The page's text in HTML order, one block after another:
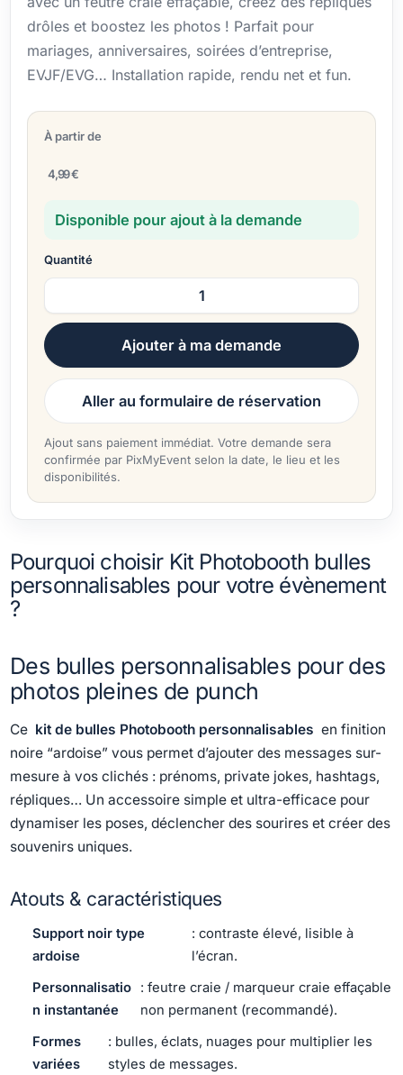
drôles et boostez les photos ! Parfait pour
mariages, anniversaires, soirées d’entreprise,
EVJF/EVG… Installation rapide, rendu net et fun.
À partir de
4,99 €
Disponible pour ajout à la demande
Quantité
Ajouter à ma demande
Aller au formulaire de réservation
Ajout sans paiement immédiat. Votre demande sera
confirmée par PixMyEvent selon la date, le lieu et les
disponibilités.
Pourquoi choisir Kit Photobooth bulles
personnalisables pour votre évènement
?
Des bulles personnalisables pour des
photos pleines de punch
Ce kit de bulles Photobooth personnalisables en finition
noire “ardoise” vous permet d’ajouter des messages sur-
mesure à vos clichés : prénoms, private jokes, hashtags,
répliques… Un accessoire simple et ultra-efficace pour
dynamiser les poses, déclencher des sourires et créer des
souvenirs uniques.
Atouts & caractéristiques
Support noir type
ardoise
: contraste élevé, lisible à
l’écran.
Personnalisatio
n instantanée
: feutre craie / marqueur craie effaçable
non permanent (recommandé).
Formes
variées
: bulles, éclats, nuages pour multiplier les
styles de messages.